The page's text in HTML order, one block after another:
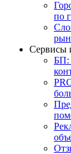
по
Сервисы
БП: